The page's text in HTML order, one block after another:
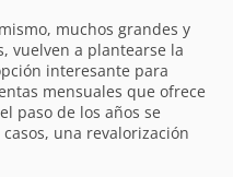
muchos grandes y
vuelven a plantearse la
interesante para
mensuales que ofrece
paso de los años se
una revalorización